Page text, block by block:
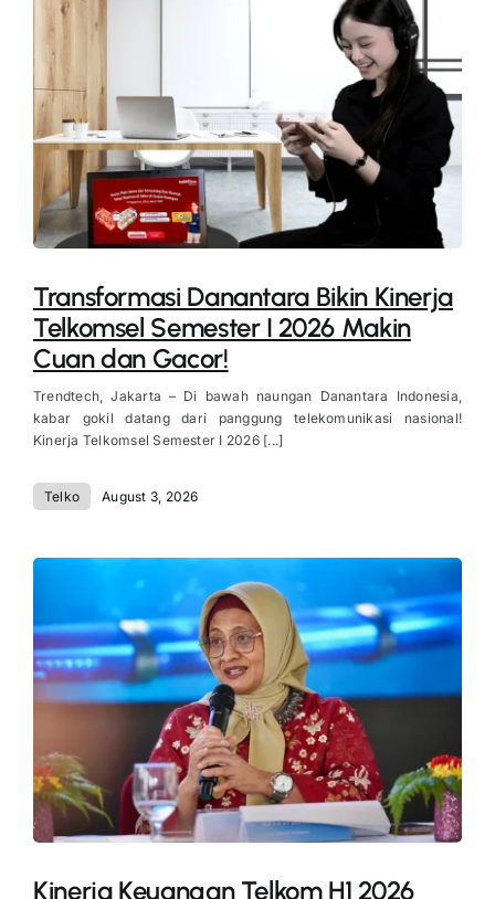
Transformasi Danantara Bikin Kinerja
Telkomsel Semester I 2026 Makin
Cuan dan Gacor!
Trendtech, Jakarta – Di bawah naungan Danantara Indonesia,
kabar gokil datang dari panggung telekomunikasi nasional!
Kinerja Telkomsel Semester I 2026 [...]
Telko August 3, 2026
Kinerja Keuangan Telkom H1 2026